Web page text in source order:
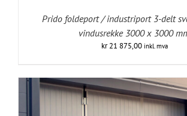
Prido foldeport / industriport 3-delt
vindusrekke 3000 x 3000
kr21 875,00 inkl. mva